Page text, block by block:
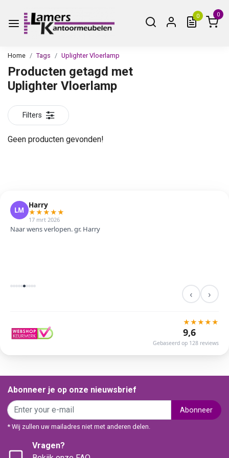
0 0
Home Tags Uplighter Vloerlamp
Producten getagd met
Uplighter Vloerlamp
Filters
Geen producten gevonden!
LM
Harry
★★★★★
17 mrt 2026
Naar wens verlopen. gr. Harry
‹ ›
★★★★★
9,6
Gebaseerd op 128 reviews
Abonneer je op onze nieuwsbrief
Abonneer
* Wij zullen uw mailadres niet met anderen delen.
Vragen?